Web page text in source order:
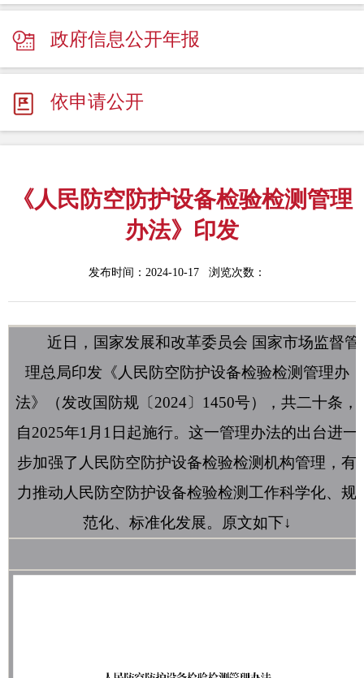
政府信息公开年报
依申请公开
《人民防空防护设备检验检测管理
办法》印发
发布时间：2024-10-17 浏览次数：
近日，国家发展和改革委员会 国家市场监督管
理总局印发《人民防空防护设备检验检测管理办
法》（发改国防规〔2024〕1450号），共二十条，
自2025年1月1日起施行。这一管理办法的出台进一
步加强了人民防空防护设备检验检测机构管理，有
力推动人民防空防护设备检验检测工作科学化、规
范化、标准化发展。原文如下↓